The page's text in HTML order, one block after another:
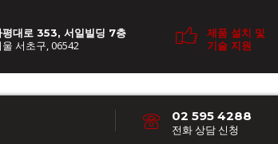
제품 설치 및
기술 지원
평대로 353, 서일빌딩 7층
서초구, 06542
02 595 4288
전화 상담 신청